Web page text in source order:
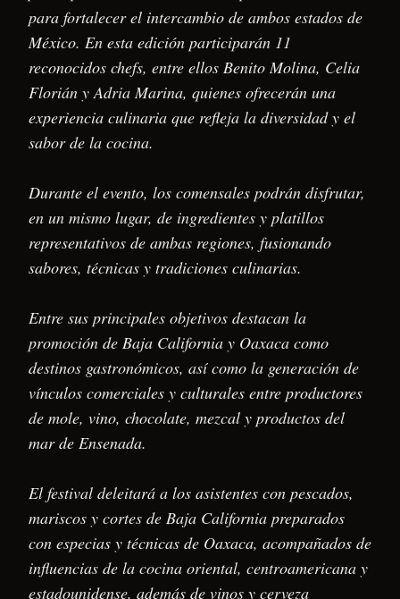
para fortalecer el intercambio de ambos estados de
México. En esta edición participarán 11
reconocidos chefs, entre ellos Benito Molina, Celia
Florián y Adria Marina, quienes ofrecerán una
experiencia culinaria que refleja la diversidad y el
sabor de la cocina.
Durante el evento, los comensales podrán disfrutar,
en un mismo lugar, de ingredientes y platillos
representativos de ambas regiones, fusionando
sabores, técnicas y tradiciones culinarias.
Entre sus principales objetivos destacan la
promoción de Baja California y Oaxaca como
destinos gastronómicos, así como la generación de
vínculos comerciales y culturales entre productores
de mole, vino, chocolate, mezcal y productos del
mar de Ensenada.
El festival deleitará a los asistentes con pescados,
mariscos y cortes de Baja California preparados
con especias y técnicas de Oaxaca, acompañados de
influencias de la cocina oriental, centroamericana y
estadounidense, además de vinos y cerveza